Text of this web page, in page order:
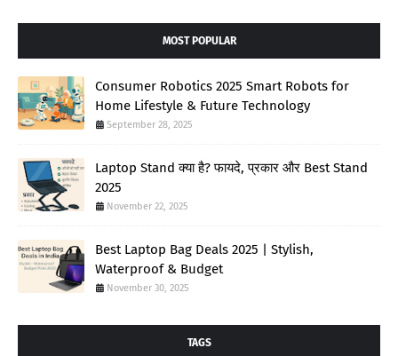
MOST POPULAR
Consumer Robotics 2025 Smart Robots for
Home Lifestyle & Future Technology
September 28, 2025
Laptop Stand क्या है? फायदे, प्रकार और Best Stand
2025
November 22, 2025
Best Laptop Bag Deals 2025 | Stylish,
Waterproof & Budget
November 30, 2025
TAGS